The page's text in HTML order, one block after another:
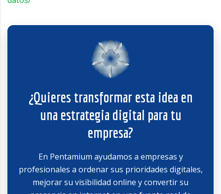
¿Quieres transformar esta idea en
una estrategia digital para tu
empresa?
En Pentamium ayudamos a empresas y
profesionales a ordenar sus prioridades digitales,
mejorar su visibilidad online y convertir su